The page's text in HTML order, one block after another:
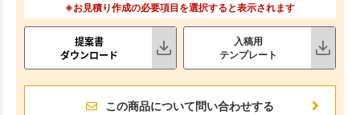
※お見積り作成の必要項目を選択すると表示されます
提案書
ダウンロード
入稿用
テンプレート
この商品について問い合わせする